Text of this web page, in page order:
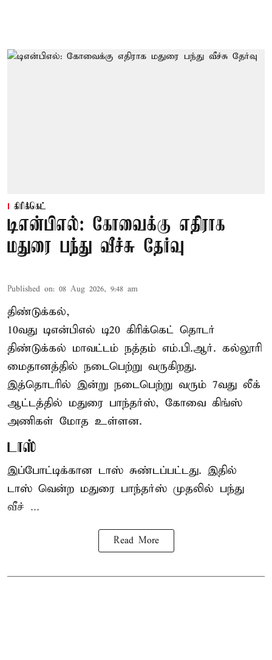
கிரிக்கெட்
டிஎன்பிஎல்: கோவைக்கு எதிராக
மதுரை பந்து வீச்சு தேர்வு
Published on: 08 Aug 2026, 9:48 am
திண்டுக்கல்,
10வது டிஎன்பிஎல் டி20 கிரிக்கெட் தொடர்
திண்டுக்கல் மாவட்டம் நத்தம் எம்.பி.ஆர். கல்லூரி
மைதானத்தில் நடைபெற்று வருகிறது.
இத்தொடரில் இன்று நடைபெற்று வரும் 7வது லீக்
ஆட்டத்தில் மதுரை பாந்தர்ஸ், கோவை கிங்ஸ்
அணிகள் மோத உள்ளன.
டாஸ்
இப்போட்டிக்கான டாஸ் சுண்டப்பட்டது. இதில்
டாஸ் வென்ற மதுரை பாந்தர்ஸ் முதலில் பந்து
வீச் ...
Read More